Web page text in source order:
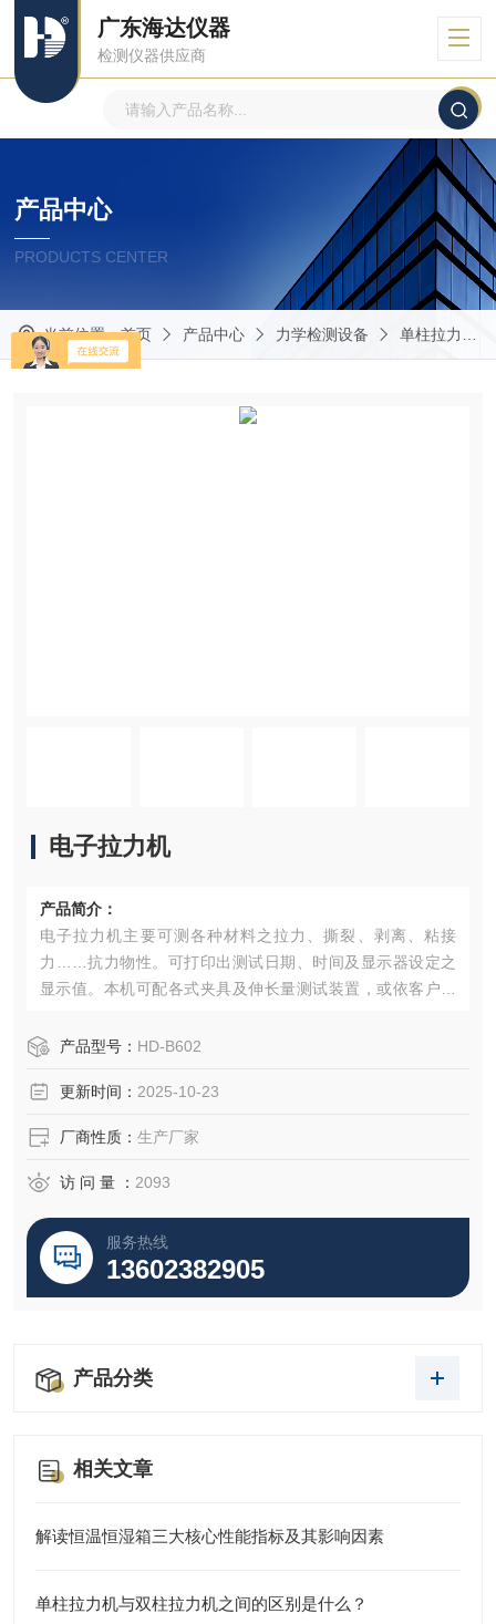
广东海达仪器
检测仪器供应商
产品中心
PRODUCTS CENTER
当前位置：首页 产品中心 力学检测设备 单柱拉力机.
电子拉力机
产品简介：
电子拉力机主要可测各种材料之拉力、撕裂、剥离、粘接
力……抗力物性。可打印出测试日期、时间及显示器设定之
显示值。本机可配各式夹具及伸长量测试装置，或依客户需
产品型号： HD-B602
更新时间： 2025-10-23
厂商性质： 生产厂家
访 问 量 ： 2093
服务热线
13602382905
产品分类
相关文章
解读恒温恒湿箱三大核心性能指标及其影响因素
单柱拉力机与双柱拉力机之间的区别是什么？